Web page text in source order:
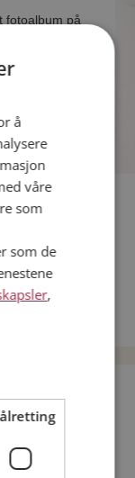
fotoalbum på
,Anne
Kvinne
å
våre
som
som de
,